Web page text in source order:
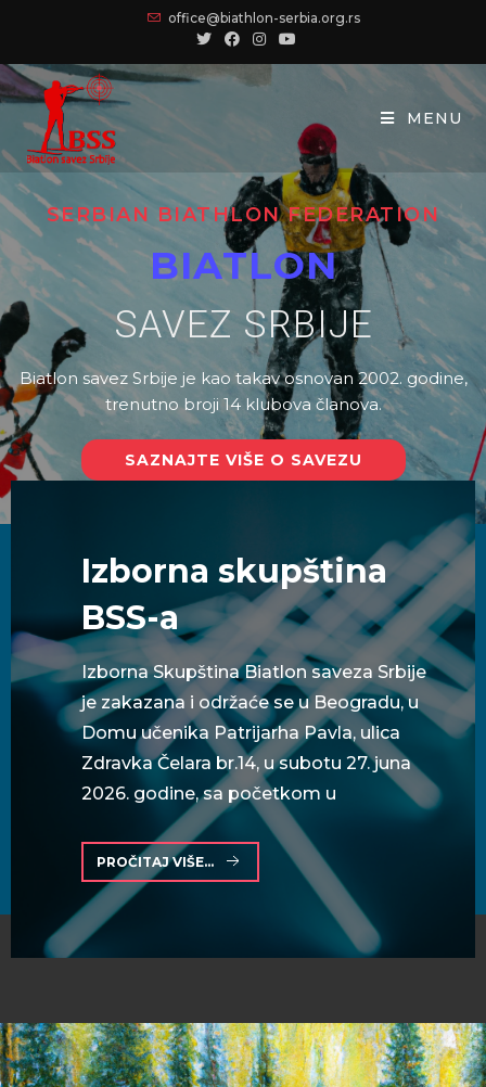
office@biathlon-serbia.org.rs
MENU
SERBIAN BIATHLON FEDERATION
BIATLON
SAVEZ SRBIJE
Biatlon savez Srbije je kao takav osnovan 2002. godine,
trenutno broji 14 klubova članova.
SAZNAJTE VIŠE O SAVEZU
Izborna skupština
BSS-a
Izborna Skupština Biatlon saveza Srbije
je zakazana i održaće se u Beogradu, u
Domu učenika Patrijarha Pavla, ulica
Zdravka Čelara br.14, u subotu 27. juna
2026. godine, sa početkom u
PROČITAJ VIŠE...